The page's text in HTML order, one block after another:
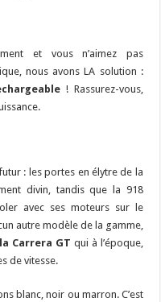
et vous n’aimez pas
nous avons LA solution :
! Rassurez-vous,
: les portes en élytre de la
divin, tandis que la 918
avec ses moteurs sur le
autre modèle de la gamme,
Carrera GT qui à l’époque,
de vitesse.
blanc, noir ou marron. C’est